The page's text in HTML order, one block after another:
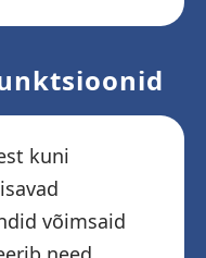
kuni
võimsaid